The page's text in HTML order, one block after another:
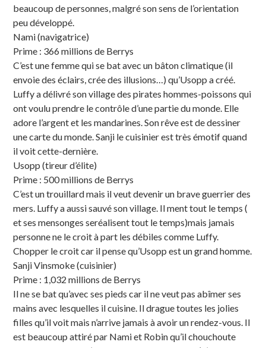
beaucoup de personnes, malgré son sens de l’orientation
peu développé.
Nami (navigatrice)
Prime : 366 millions de Berrys
C’est une femme qui se bat avec un bâton climatique (il
envoie des éclairs, crée des illusions…) qu’Usopp a créé.
Luffy a délivré son village des pirates hommes-poissons qui
ont voulu prendre le contrôle d’une partie du monde. Elle
adore l’argent et les mandarines. Son rêve est de dessiner
une carte du monde. Sanji le cuisinier est très émotif quand
il voit cette-dernière.
Usopp (tireur d’élite)
Prime : 500 millions de Berrys
C’est un trouillard mais il veut devenir un brave guerrier des
mers. Luffy a aussi sauvé son village. Il ment tout le temps (
et ses mensonges seréalisent tout le temps)mais jamais
personne ne le croit à part les débiles comme Luffy.
Chopper le croit car il pense qu’Usopp est un grand homme.
Sanji Vinsmoke (cuisinier)
Prime : 1,032 millions de Berrys
Il ne se bat qu’avec ses pieds car il ne veut pas abîmer ses
mains avec lesquelles il cuisine. Il drague toutes les jolies
filles qu’il voit mais n’arrive jamais à avoir un rendez-vous. Il
est beaucoup attiré par Nami et Robin qu’il chouchoute